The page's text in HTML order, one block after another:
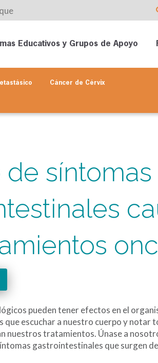
Educativos y Grupos de Apoyo
Cáncer de Cérvix
de síntomas
pueden tener efectos en el
que escuchar a nuestro cuerpo y notar
nuestros tratamientos. Únase a
gastrointestinales que surgen